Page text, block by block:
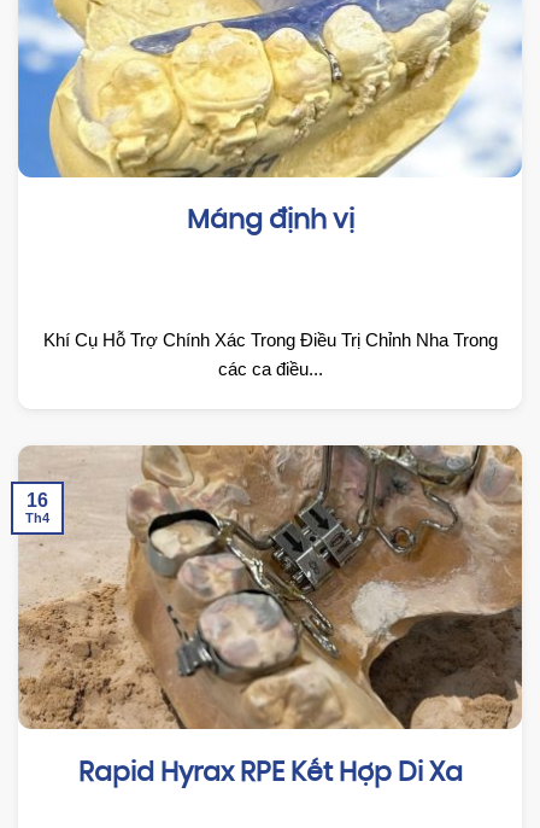
Máng định vị
Khí Cụ Hỗ Trợ Chính Xác Trong Điều Trị Chỉnh Nha Trong
các ca điều...
Rapid Hyrax RPE Kết Hợp Di Xa
16
Th4